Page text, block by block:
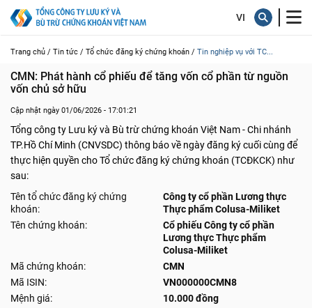
Trang chủ / Tin tức / Tổ chức đăng ký chứng khoán / Tin nghiệp vụ với TC...
CMN: Phát hành cổ phiếu để tăng vốn cổ phần từ nguồn
vốn chủ sở hữu
Cập nhật ngày 01/06/2026 - 17:01:21
Tổng công ty Lưu ký và Bù trừ chứng khoán Việt Nam - Chi nhánh
TP.Hồ Chí Minh (CNVSDC) thông báo về ngày đăng ký cuối cùng để
thực hiện quyền cho Tổ chức đăng ký chứng khoán (TCĐKCK) như
sau:
Tên tổ chức đăng ký chứng
khoán:
Công ty cổ phần Lương thực
Thực phẩm Colusa-Miliket
Tên chứng khoán:
Cổ phiếu Công ty cổ phần
Lương thực Thực phẩm
Colusa-Miliket
Mã chứng khoán:
CMN
Mã ISIN:
VN000000CMN8
Mệnh giá:
10.000 đồng